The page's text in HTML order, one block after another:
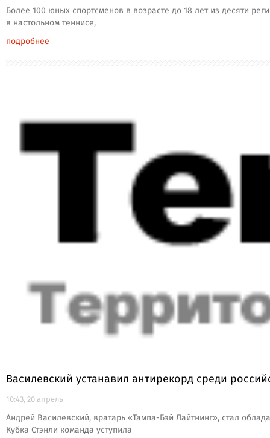
Более 100 юных спортсменов в возрасте до 18 лет из десяти
в настольном теннисе,
подробнее
Василевский устанавил антирекорд среди
10:43, 20 апрель
Андрей Василевский, вратарь «Тампа-Бэй Лайтнинг», стал
Кубка Стэнли команда уступила